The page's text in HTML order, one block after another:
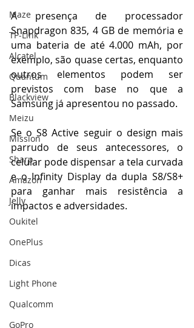
Maze
TP-Link
Alcatel
Quantum
Blackview
Meizu
Mission
Sharp
Amazon
Jelly
Oukitel
OnePlus
Dicas
Light Phone
Qualcomm
GoPro
A presença de processador
Snapdragon 835, 4 GB de memória e
uma bateria de até 4.000 mAh, por
exemplo, são quase certas, enquanto
outros elementos podem ser
previstos com base no que a
Samsung já apresentou no passado.
Se o S8 Active seguir o design mais
parrudo de seus antecessores, o
celular pode dispensar a tela curvada
e o Infinity Display da dupla S8/S8+
para ganhar mais resistência a
impactos e adversidades.